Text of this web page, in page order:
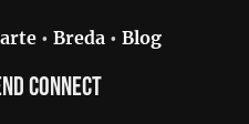
• Breda • Blog
connect